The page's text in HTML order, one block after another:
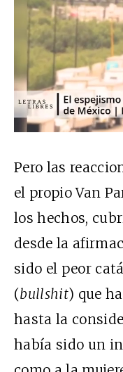
Pero las
el propio Van
los hechos,
desde la
sido el peor
(bullshit) que
hasta la
había sido un